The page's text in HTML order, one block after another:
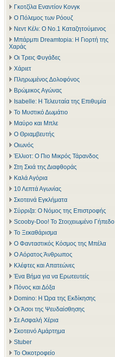
Γκοτζίλα Εναντίον Κονγκ
Ο Πόλεμος των Ρόουζ
Νεντ Κέλι: Ο Νο.1 Καταζητούμενος
Μπάρμπι Dreamtopia: Η Γιορτή της
Χαράς
Οι Τρεις Φυγάδες
Χάριετ
Πληρωμένος Δολοφόνος
Βρώμικος Αγώνας
Isabelle: Η Τελευταία της Επιθυμία
Το Μυστικό Δωμάτιο
Μαύρο και Μπλε
Ο Θριαμβευτής
Οιωνός
Έλλιοτ: Ο Πιο Μικρός Τάρανδος
Στη Σκιά της Διαφθοράς
Καλά Αγόρια
10 Λεπτά Αγωνίας
Σκοτεινά Εγκλήματα
Σύρριζα: Ο Νόμος της Επιστροφής
Scooby-Doo! Το Στοιχειωμένο Γήπεδο
Το Ξεκαθάρισμα
Ο Φανταστικός Κόσμος της Μπέλα
Ο Αόρατος Άνθρωπος
Κλέφτες και Απατεώνες
Ένα Βήμα για να Ερωτευτείς
Πόνος και Δόξα
Domino: Η Ώρα της Εκδίκησης
Οι Άσοι της Ψευδαίσθησης
Σε Ασφαλή Χέρια
Σκοτεινό Αμάρτημα
Stuber
Το Οικοτροφείο